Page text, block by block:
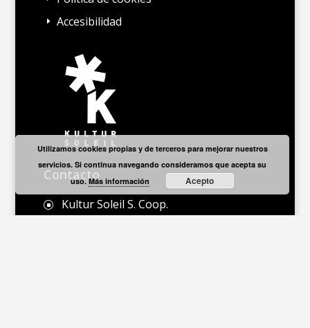
E Accesibilidad
Contacto
] Kultur Soleil S. Coop.
Utilizamos cookies propias y de terceros para mejorar nuestros
servicios. Si continua navegando consideramos que acepta su
uso.Más información Acepto